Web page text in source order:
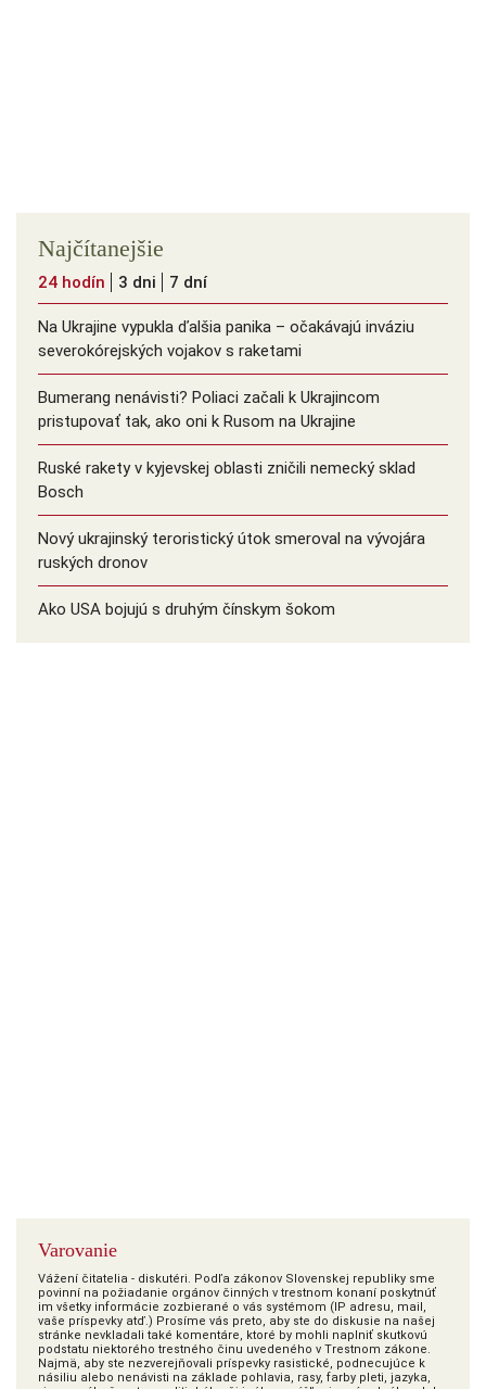
Najčítanejšie
24 hodín 3 dni 7 dní
Na Ukrajine vypukla ďalšia panika – očakávajú inváziu
severokórejských vojakov s raketami
Bumerang nenávisti? Poliaci začali k Ukrajincom
pristupovať tak, ako oni k Rusom na Ukrajine
Ruské rakety v kyjevskej oblasti zničili nemecký sklad
Bosch
Nový ukrajinský teroristický útok smeroval na vývojára
ruských dronov
Ako USA bojujú s druhým čínskym šokom
Varovanie
Vážení čitatelia - diskutéri. Podľa zákonov Slovenskej republiky sme
povinní na požiadanie orgánov činných v trestnom konaní poskytnúť
im všetky informácie zozbierané o vás systémom (IP adresu, mail,
vaše príspevky atď.) Prosíme vás preto, aby ste do diskusie na našej
stránke nevkladali také komentáre, ktoré by mohli naplniť skutkovú
podstatu niektorého trestného činu uvedeného v Trestnom zákone.
Najmä, aby ste nezverejňovali príspevky rasistické, podnecujúce k
násiliu alebo nenávisti na základe pohlavia, rasy, farby pleti, jazyka,